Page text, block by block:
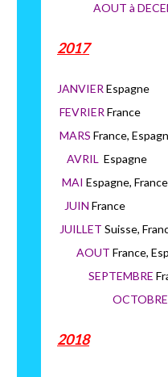
AOUT à
2017
JANVIER
FEVRIER
MARS
AVRIL
MAI
JUIN
JUILLET
AOUT
SEPTEMBRE
2018